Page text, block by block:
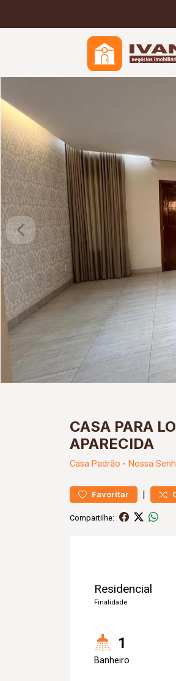
CASA PARA
APARECIDA
Casa Padrão - Nossa
Favoritar |
Compartilhe:
Residencial
Finalidade
1
Banheiro